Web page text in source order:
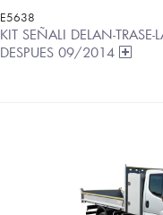
E5638
KIT SEÑALI DELAN-TRASE-
DESPUES 09/2014